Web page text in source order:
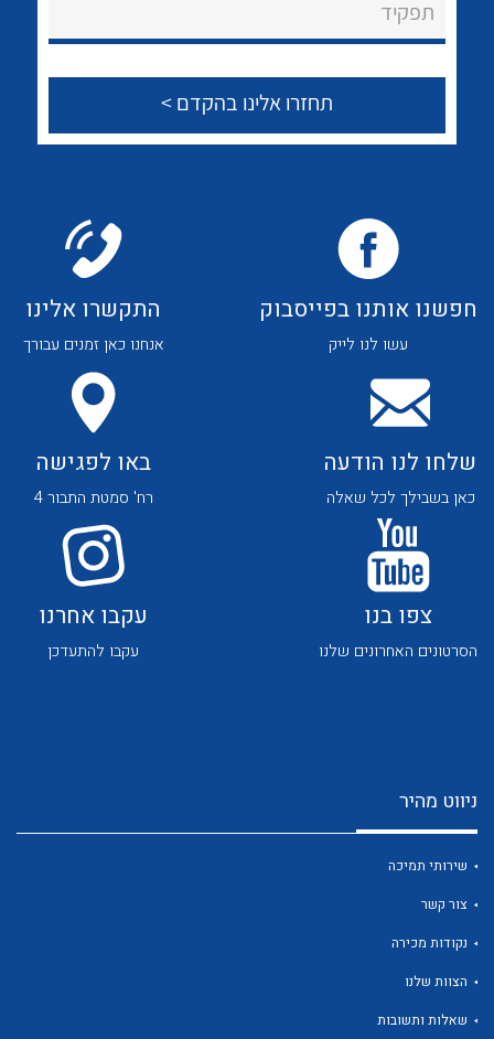
צור קשר
לכל מוצרי היצרן
לכל מוצרי היצרן לכל מוצרי היצרן
תפקיד
חפשנו אותנו בפייסבוק
עשו לנו לייק
התקשרו אלינו
אנחנו כאן זמנים עבורך
שלחו לנו הודעה
כאן בשבילך לכל שאלה
באו לפגישה
רח' סמטת התבור 4
צפו בנו
הסרטונים האחרונים שלנו
עקבו אחרנו
עקבו להתעדכן
ניווט מהיר
שירותי תמיכה
צור קשר
נקודות מכירה
הצוות שלנו
שאלות ותשובות